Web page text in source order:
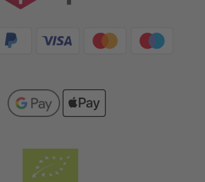
Zahlungsarten